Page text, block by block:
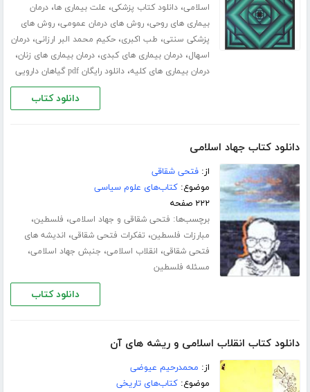
اسلامی،دانلود کتاب پزشکی، علت بیماری ها،درمان
بیماری های روحی،روش های درمان عمومی،روش های
پزشکی سنتی، طب اکبری،حکیم محمد البر ارزانی،درمان
اسهال،درمان بیماری های کبدی،درمان بیماری های زنان،
درمان بیماری های کلیه،دانلود رایگان pdf گیاهان دارویی
دانلود کتاب
دانلود کتاب جهاد اسلامی
از:فتحی شقاقی
موضوع:کتاب‌های علوم سیاسی
۲۲۲ صفحه
برچسب‌ها: فتحی شقاقی و جهاد اسلامی، فلسطین،
مبارزات فلسطین، تفکرات فتحی شقاقی، اندیشه های
فتحی شقاقی، انقلاب اسلامی، جنبش جهاد اسلامی،
مسئله فلسطین
دانلود کتاب
دانلود کتاب انقلاب اسلامی و ریشه های آن
از: محمدرحیم عیوضی
موضوع:کتاب‌های تاریخی